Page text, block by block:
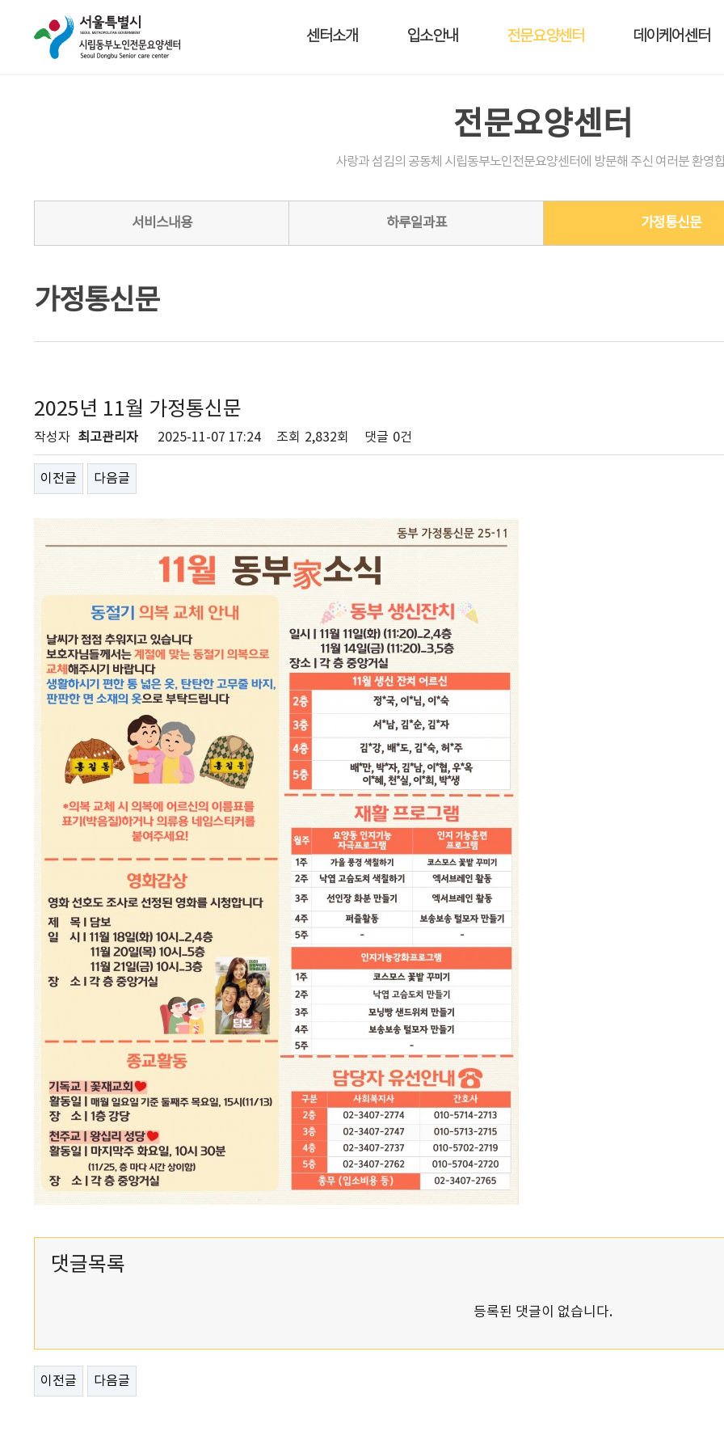
센터소개 입소안내 전문요양센터 데이케어센터
전문요양센터
사랑과 섬김의 공동체 시립동부노인전문요양센터에 방문해 주신 여러분 환영
서비스내용 하루일과표 가정통신문
가정통신문
2025년 11월 가정통신문
작성자 최고관리자 2025-11-07 17:24 조회 2,832회 댓글 0건
이전글 다음글
댓글목록
등록된 댓글이 없습니다.
이전글 다음글